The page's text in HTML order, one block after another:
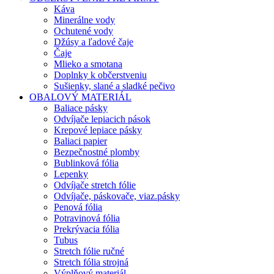
Káva
Minerálne vody
Ochutené vody
Džúsy a ľadové čaje
Čaje
Mlieko a smotana
Doplnky k občerstveniu
Sušienky, slané a sladké pečivo
OBALOVÝ MATERIÁL
Baliace pásky
Odvíjače lepiacich pások
Krepové lepiace pásky
Baliaci papier
Bezpečnostné plomby
Bublinková fólia
Lepenky
Odvíjače stretch fólie
Odvíjače, páskovače, viaz.pásky
Penová fólia
Potravinová fólia
Prekrývacia fólia
Tubus
Stretch fólie ručné
Stretch fólia strojná